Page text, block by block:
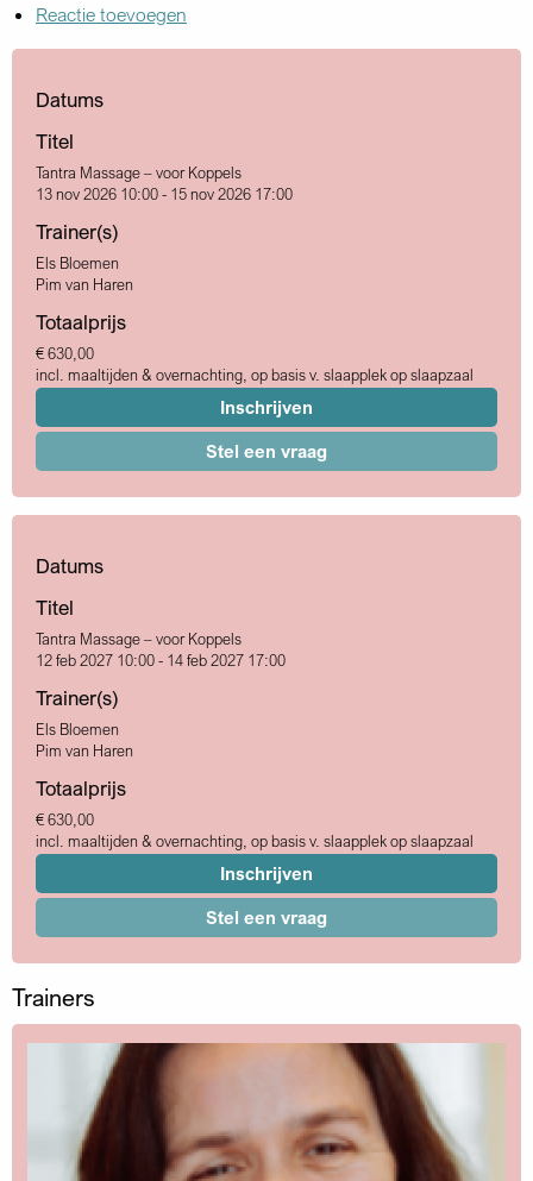
Reactie toevoegen
Datums
Titel
Tantra Massage – voor Koppels
13 nov 2026 10:00 - 15 nov 2026 17:00
Trainer(s)
Els Bloemen
Pim van Haren
Totaalprijs
€ 630,00
incl. maaltijden & overnachting, op basis v. slaapplek op slaapzaal
Inschrijven
Stel een vraag
Datums
Titel
Tantra Massage – voor Koppels
12 feb 2027 10:00 - 14 feb 2027 17:00
Trainer(s)
Els Bloemen
Pim van Haren
Totaalprijs
€ 630,00
incl. maaltijden & overnachting, op basis v. slaapplek op slaapzaal
Inschrijven
Stel een vraag
Trainers